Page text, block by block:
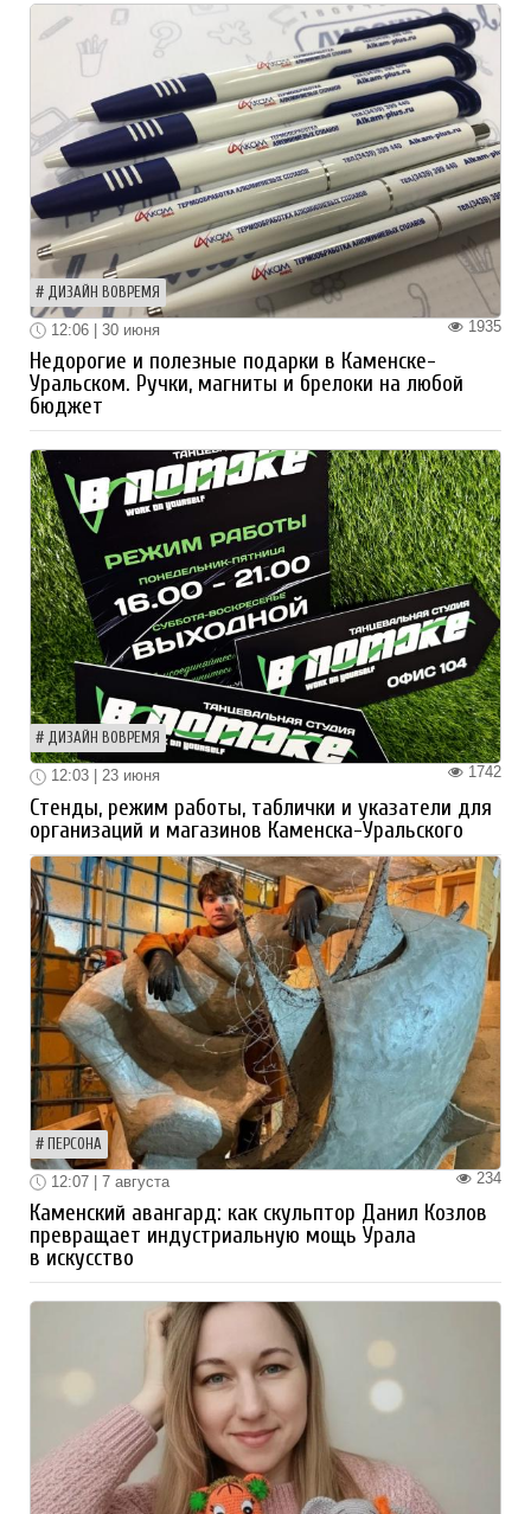
ДИЗАЙН ВОВРЕМЯ
1935
12:06 | 30 июня
Недорогие и полезные подарки в Каменске-
Уральском. Ручки, магниты и брелоки на любой
бюджет
ДИЗАЙН ВОВРЕМЯ
1742
12:03 | 23 июня
Стенды, режим работы, таблички и указатели для
организаций и магазинов Каменска-Уральского
ПЕРСОНА
234
12:07 | 7 августа
Каменский авангард: как скульптор Данил Козлов
превращает индустриальную мощь Урала
в искусство